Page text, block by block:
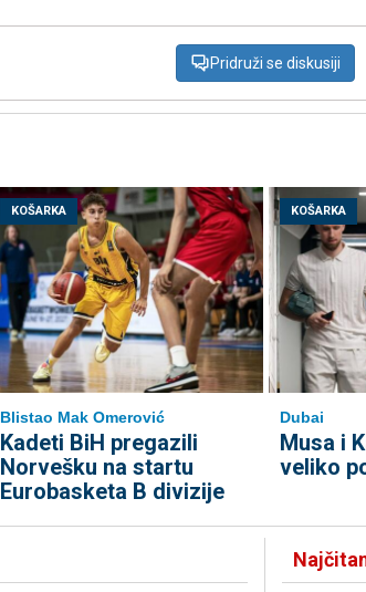
Pridruži se diskusiji
KOŠARKA
Blistao Mak Omerović
Kadeti BiH pregazili
Norvešku na startu
Eurobasketa B divizije
KOŠARKA
Dubai
Musa i
veliko